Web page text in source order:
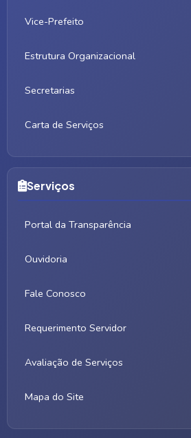
Vice-Prefeito
Estrutura Organizacional
Secretarias
Carta de Serviços
Serviços
Portal da Transparência
Ouvidoria
Fale Conosco
Requerimento Servidor
Avaliação de Serviços
Mapa do Site